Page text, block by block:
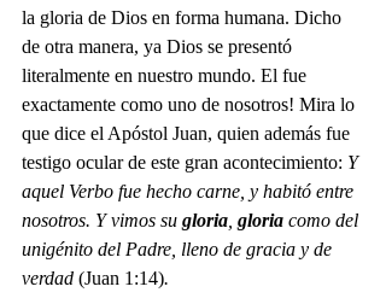
la gloria de Dios en forma humana. Dicho
de otra manera, ya Dios se presentó
literalmente en nuestro mundo. El fue
exactamente como uno de nosotros! Mira lo
que dice el Apóstol Juan, quien además fue
testigo ocular de este gran acontecimiento: Y
aquel Verbo fue hecho carne, y habitó entre
nosotros. Y vimos su gloria gloria como del
unigénito del Padre, lleno de gracia y de
verdad (Juan 1:14).